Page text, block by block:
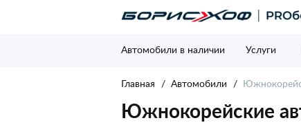
Автомобили в наличии Услуги
Главная Автомобили
Южнокорейские